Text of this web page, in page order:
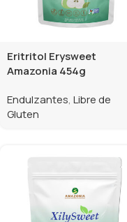
Eritritol Erysweet
Amazonia 454g
Endulzantes, Libre de
Gluten